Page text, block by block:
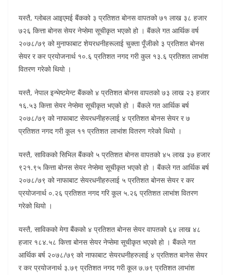
यस्तै, ग्लोबल आइएमई बैंकको ३ प्रतिशत बोनस वापतको ७१ लाख ३८ हजार
७२६ कित्ता बोनस सेयर नेप्सेमा सूचीकृत भएको हो । बैंकले गत आर्थिक वर्ष
२०७८/७९ को मुनाफाबाट शेयरधनीहरूलाई चुक्ता पूँजीको ३ प्रतिशत बोनस
सेयर र कर प्रयोजनार्थ १०.६ प्रतिशत नगद गरी कुल १३.६ प्रतिशत लाभांश
वितरण गरेको थियो ।
यस्तै, नेपाल इन्भेष्टमेन्ट बैंकको ४ प्रतिशत बोनस वापतको ७३ लाख २३ हजार
१६.५३ कित्ता सेयर नेप्सेमा सूचीकृत भएको हो । बैंकले गत आर्थिक बर्ष
२०७८/७९ को नाफाबाट सेयरधनीहरुलाई ४ प्रतिशत बोनस सेयर र ७
प्रतिशत नगद गरी कूल ११ प्रतिशत लाभांश वितरण गरेको थियो ।
यस्तै, साविकको सिभिल बैंकको ५ प्रतिशत बोनस वापतको ४५ लाख ३७ हजार
९२१.९५ कित्ता बोनस सेयर नेप्सेमा सूचीकृत भएको हो । बैंकले गत आर्थिक बर्ष
२०७८/७९ को नाफाबाट सेयरधनीहरुलाई ५ प्रतिशत बोनस सेयर र कर
प्रयोजनार्थ ०.२६ प्रतिशत नगद गरि कूल ५.२६ प्रतिशत लाभांश वितरण
गरेको थियो ।
यस्तै, साविकको मेगा बैंकको ४ प्रतिशत बोनस सेयर वापतको ६४ लाख ४८
हजार १८४.५८ कित्ता बोनस सेयर नेप्सेमा सूचीकृत भएको हो । बैंकले गत
आर्थिक बर्ष २०७८/७९ को नाफाबाट सेयरधनीहरुलाई ४ प्रतिशत बानेस सेयर
र कर प्रयोजनार्थ ३.७९ प्रतिशत नगद गरी कूल ७.७९ प्रतिशत लाभांश